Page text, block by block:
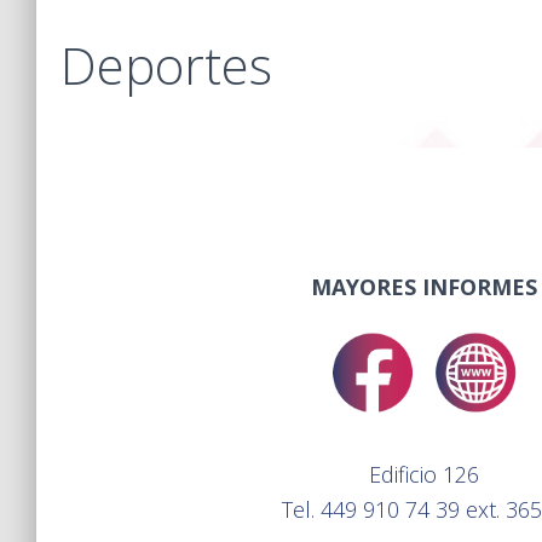
Deportes
MAYORES INFORMES
Edificio 126
Tel. 449 910 74 39 ext.